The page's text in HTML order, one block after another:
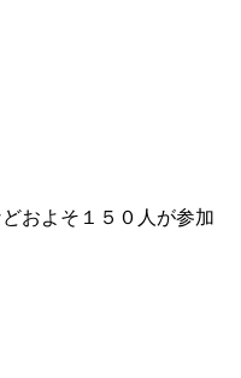
およそ１５０人が参加